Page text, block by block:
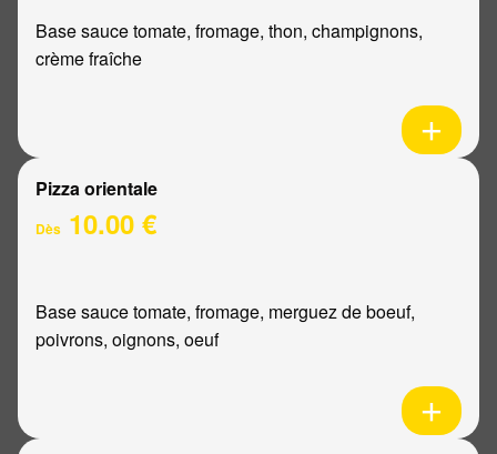
Base sauce tomate, fromage, thon, champignons,
crème fraîche
Pizza orientale
Dès 10.00 €
Base sauce tomate, fromage, merguez de boeuf,
poivrons, oignons, oeuf